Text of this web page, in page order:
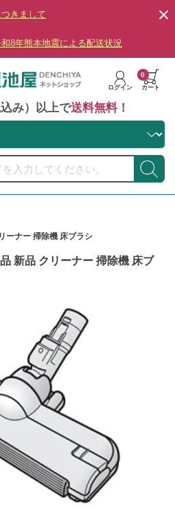
きまして
和8年熊本地震による配送状況
ログイン カート
0
み）以上で送料無料！
ーナー 掃除機 床ブラシ
新品 クリーナー 掃除機 床ブ